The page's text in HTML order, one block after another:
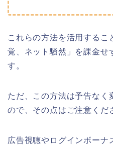
これらの方法を活用するこ
覚、ネット騒然 」 を課金せ
す。
ただ、この方法は予告なく
ので、その点はご注意くだ
広告視聴やログインボーナ